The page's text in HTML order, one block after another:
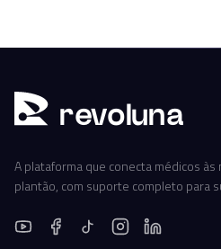
revoluna
A plataforma que conecta médicos
plantão, com suporte completo para